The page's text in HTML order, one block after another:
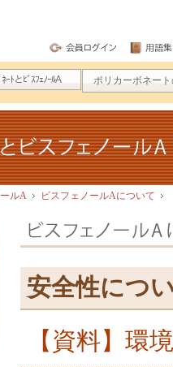
ﾈｰﾄとﾋﾞｽﾌｪﾉｰﾙA ポリカーボネー
ルA
ルA ビスフェノールAについて
ビスフェノールA
安全性につ
【資料】環